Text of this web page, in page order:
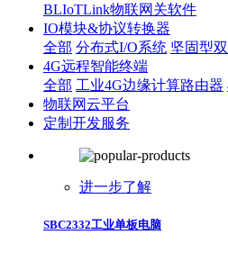
BLIoTLink物联网关软件
IO模块&协议转换器
全部 分布式I/O系统 坚固型
4G远程智能终端
全部 工业4G边缘计算路由器
物联网云平台
定制开发服务
进一步了解
SBC2332工业单板电脑